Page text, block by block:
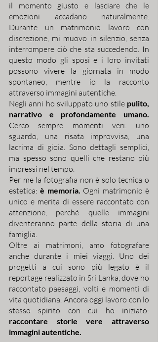
il momento giusto e lasciare che le
emozioni accadano naturalmente.
Durante un matrimonio lavoro con
discrezione, mi muovo in silenzio, senza
interrompere ciò che sta succedendo. In
questo modo gli sposi e i loro invitati
possono vivere la giornata in modo
spontaneo, mentre io la racconto
attraverso immagini autentiche.
Negli anni ho sviluppato uno stile pulito,
narrativo e profondamente umano.
Cerco sempre momenti veri: uno
sguardo, una risata improvvisa, una
lacrima di gioia. Sono dettagli semplici,
ma spesso sono quelli che restano più
impressi nel tempo.
Per me la fotografia non è solo tecnica o
estetica:è memoria. Ogni matrimonio è
unico e merita di essere raccontato con
attenzione, perché quelle immagini
diventeranno parte della storia di una
famiglia.
Oltre ai matrimoni, amo fotografare
anche durante i miei viaggi. Uno dei
progetti a cui sono più legato è il
reportage realizzato in Sri Lanka, dove ho
raccontato paesaggi, volti e momenti di
vita quotidiana. Ancora oggi lavoro con lo
stesso spirito con cui ho iniziato:
raccontare storie vere attraverso
immagini autentiche.